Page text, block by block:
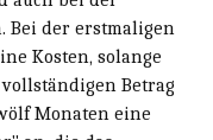
Bei der erstmaligen
Kosten, solange
Betrag
Monaten eine